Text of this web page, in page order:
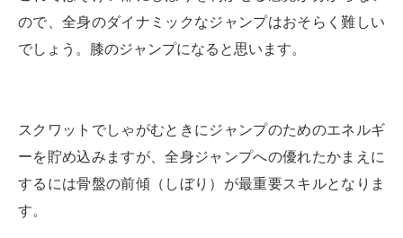
ので、全身のダイナミックなジャンプはおそらく難しい
でしょう。膝のジャンプになると思います。
スクワットでしゃがむときにジャンプのためのエネルギ
ーを貯め込みますが、全身ジャンプへの優れたかまえに
するには骨盤の前傾（しぼり）が最重要スキルとなりま
す。